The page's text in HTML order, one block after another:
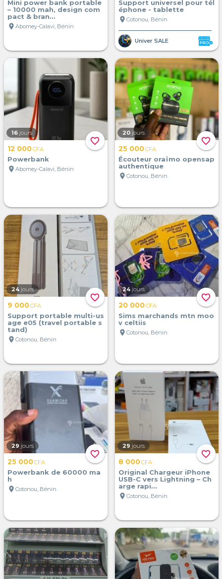
Mini power bank portable
– 10000 mah, design com
pact & bran...
location_on Abomey-Calavi, Bénin
Support universel pour tél
éphone - tablette
location_on Cotonou, Bénin
Univer SALE
favorite_border
16 jours
12 000CFA
Powerbank
location_on Abomey-Calavi, Bénin
favorite_border
20 jours
25 000CFA
Écouteur oraïmo opensap
authentique
location_on Cotonou, Bénin
favorite_border
24 jours
9 000CFA
Support portable multi-us
age e05 (travel portable s
tand)
location_on Cotonou, Bénin
favorite_border
24 jours
20 000CFA
Sims marchands mtn moo
v celtiis
location_on Cotonou, Bénin
favorite_border
29 jours
25 000CFA
Powerbank de 60000 ma
h
location_on Cotonou, Bénin
favorite_border
29 jours
8 000CFA
Original Chargeur iPhone
USB-C vers Lightning – Ch
arge rapi...
location_on Cotonou, Bénin